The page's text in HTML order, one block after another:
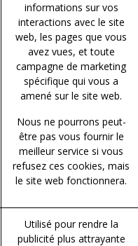
informations sur vos
interactions avec le site
web, les pages que vous
avez vues, et toute
campagne de marketing
spécifique qui vous a
amené sur le site web.
Nous ne pourrons peut-
être pas vous fournir le
meilleur service si vous
refusez ces cookies, mais
le site web fonctionnera.
Utilisé pour rendre la
publicité plus attrayante